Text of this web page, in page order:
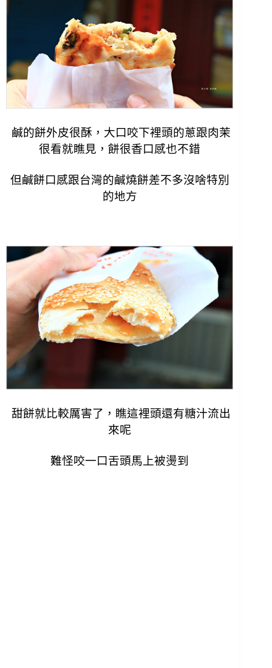
鹹的餅外皮很酥，大口咬下裡頭的蔥跟肉茉
很看就瞧見，餅很香口感也不錯
但鹹餅口感跟台灣的鹹燒餅差不多沒啥特別
的地方
甜餅就比較厲害了，瞧這裡頭還有糖汁流出
來呢
難怪咬一口舌頭馬上被燙到